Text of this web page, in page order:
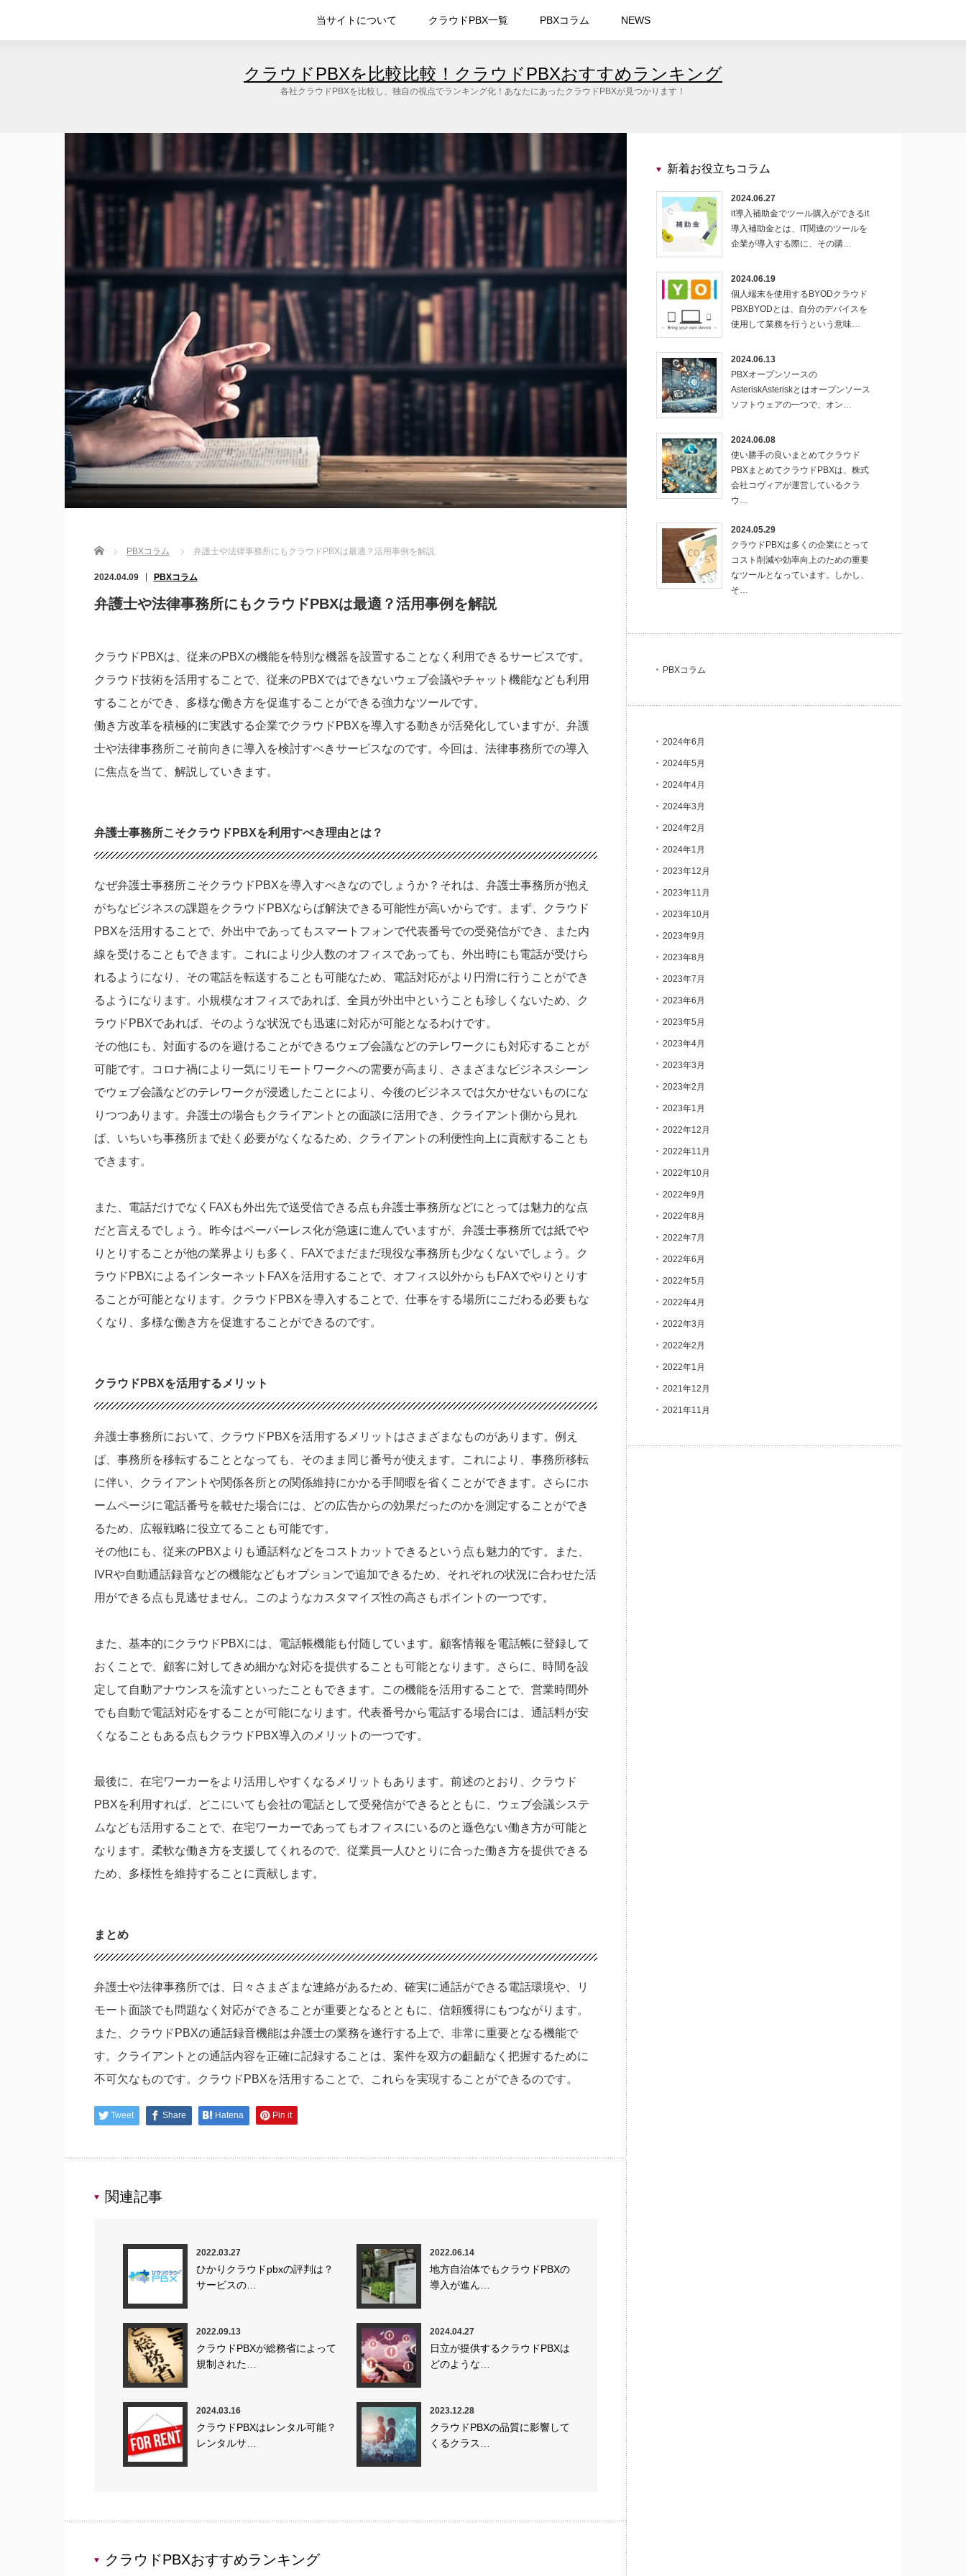
クラウドPBXを比較比較！クラウドPBXおすすめランキング
各社クラウドPBXを比較し、独自の視点でランキング化！あなたにあったクラウドPBXが見つかります！
当サイトについて クラウドPBX一覧 PBXコラム NEWS
Home PBXコラム 弁護士や法律事務所にもクラウドPBXは最適？活用事例を解説
2024.04.09 PBXコラム
弁護士や法律事務所にもクラウドPBXは最適？活用事例を解説
クラウドPBXは、従来のPBXの機能を特別な機器を設置することなく利用できるサービスです。
クラウド技術を活用することで、従来のPBXではできないウェブ会議やチャット機能なども利用
することができ、多様な働き方を促進することができる強力なツールです。
働き方改革を積極的に実践する企業でクラウドPBXを導入する動きが活発化していますが、弁護
士や法律事務所こそ前向きに導入を検討すべきサービスなのです。今回は、法律事務所での導入
に焦点を当て、解説していきます。
弁護士事務所こそクラウドPBXを利用すべき理由とは？
なぜ弁護士事務所こそクラウドPBXを導入すべきなのでしょうか？それは、弁護士事務所が抱え
がちなビジネスの課題をクラウドPBXならば解決できる可能性が高いからです。まず、クラウド
PBXを活用することで、外出中であってもスマートフォンで代表番号での受発信ができ、また内
線を受けることもできます。これにより少人数のオフィスであっても、外出時にも電話が受けら
れるようになり、その電話を転送することも可能なため、電話対応がより円滑に行うことができ
るようになります。小規模なオフィスであれば、全員が外出中ということも珍しくないため、ク
ラウドPBXであれば、そのような状況でも迅速に対応が可能となるわけです。
その他にも、対面するのを避けることができるウェブ会議などのテレワークにも対応することが
可能です。コロナ禍により一気にリモートワークへの需要が高まり、さまざまなビジネスシーン
でウェブ会議などのテレワークが浸透したことにより、今後のビジネスでは欠かせないものにな
りつつあります。弁護士の場合もクライアントとの面談に活用でき、クライアント側から見れ
ば、いちいち事務所まで赴く必要がなくなるため、クライアントの利便性向上に貢献することも
できます。
また、電話だけでなくFAXも外出先で送受信できる点も弁護士事務所などにとっては魅力的な点
だと言えるでしょう。昨今はペーパーレス化が急速に進んでいますが、弁護士事務所では紙でや
りとりすることが他の業界よりも多く、FAXでまだまだ現役な事務所も少なくないでしょう。ク
ラウドPBXによるインターネットFAXを活用することで、オフィス以外からもFAXでやりとりす
ることが可能となります。クラウドPBXを導入することで、仕事をする場所にこだわる必要もな
くなり、多様な働き方を促進することができるのです。
クラウドPBXを活用するメリット
弁護士事務所において、クラウドPBXを活用するメリットはさまざまなものがあります。例え
ば、事務所を移転することとなっても、そのまま同じ番号が使えます。これにより、事務所移転
に伴い、クライアントや関係各所との関係維持にかかる手間暇を省くことができます。さらにホ
ームページに電話番号を載せた場合には、どの広告からの効果だったのかを測定することができ
るため、広報戦略に役立てることも可能です。
その他にも、従来のPBXよりも通話料などをコストカットできるという点も魅力的です。また、
IVRや自動通話録音などの機能などもオプションで追加できるため、それぞれの状況に合わせた活
用ができる点も見逃せません。このようなカスタマイズ性の高さもポイントの一つです。
また、基本的にクラウドPBXには、電話帳機能も付随しています。顧客情報を電話帳に登録して
おくことで、顧客に対してきめ細かな対応を提供することも可能となります。さらに、時間を設
定して自動アナウンスを流すといったこともできます。この機能を活用することで、営業時間外
でも自動で電話対応をすることが可能になります。代表番号から電話する場合には、通話料が安
くなることもある点もクラウドPBX導入のメリットの一つです。
最後に、在宅ワーカーをより活用しやすくなるメリットもあります。前述のとおり、クラウド
PBXを利用すれば、どこにいても会社の電話として受発信ができるとともに、ウェブ会議システ
ムなども活用することで、在宅ワーカーであってもオフィスにいるのと遜色ない働き方が可能と
なります。柔軟な働き方を支援してくれるので、従業員一人ひとりに合った働き方を提供できる
ため、多様性を維持することに貢献します。
まとめ
弁護士や法律事務所では、日々さまざまな連絡があるため、確実に通話ができる電話環境や、リ
モート面談でも問題なく対応ができることが重要となるとともに、信頼獲得にもつながります。
また、クラウドPBXの通話録音機能は弁護士の業務を遂行する上で、非常に重要となる機能で
す。クライアントとの通話内容を正確に記録することは、案件を双方の齟齬なく把握するために
不可欠なものです。クラウドPBXを活用することで、これらを実現することができるのです。
Tweet Share Hatena Pin it
関連記事
2022.03.27
ひかりクラウドpbxの評判は？
サービスの…
2022.06.14
地方自治体でもクラウドPBXの
導入が進ん…
2022.09.13
クラウドPBXが総務省によって
規制された…
2024.04.27
日立が提供するクラウドPBXは
どのような…
2024.03.16
クラウドPBXはレンタル可能？
レンタルサ…
2023.12.28
クラウドPBXの品質に影響して
くるクラス…
クラウドPBXおすすめランキング
新着お役立ちコラム
2024.06.27
it導入補助金でツール購入ができるit
導入補助金とは、IT関連のツールを
企業が導入する際に、その購…
2024.06.19
個人端末を使用するBYODクラウド
PBXBYODとは、自分のデバイスを
使用して業務を行うという意味…
2024.06.13
PBXオープンソースの
AsteriskAsteriskとはオープンソース
ソフトウェアの一つで、オン…
2024.06.08
使い勝手の良いまとめてクラウド
PBXまとめてクラウドPBXは、株式
会社コヴィアが運営しているクラ
ウ…
2024.05.29
クラウドPBXは多くの企業にとって
コスト削減や効率向上のための重要
なツールとなっています。しかし、
そ…
PBXコラム
2024年6月
2024年5月
2024年4月
2024年3月
2024年2月
2024年1月
2023年12月
2023年11月
2023年10月
2023年9月
2023年8月
2023年7月
2023年6月
2023年5月
2023年4月
2023年3月
2023年2月
2023年1月
2022年12月
2022年11月
2022年10月
2022年9月
2022年8月
2022年7月
2022年6月
2022年5月
2022年4月
2022年3月
2022年2月
2022年1月
2021年12月
2021年11月